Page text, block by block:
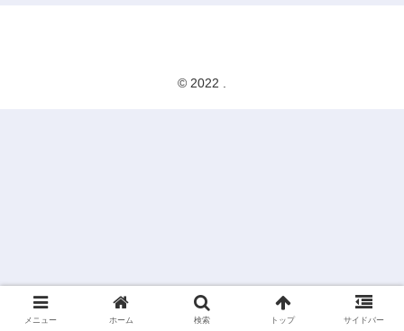
© 2022 .
メニュー ホーム 検索 トップ サイドバー